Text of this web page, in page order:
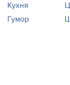
Кухня
Гумор